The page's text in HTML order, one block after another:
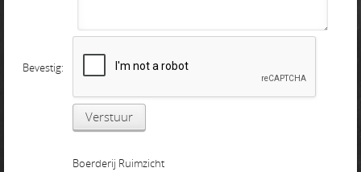
Bevestig:
Boerderij Ruimzicht